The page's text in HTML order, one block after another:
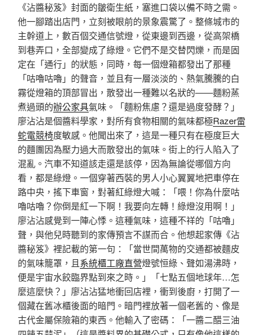
《沾醬秘笈》封面的皺衛生紙，塞進口袋以備不時之需。
他一腳踏出店門，立刻被眼前的景象震驚了。整條城市的
主幹道上，數百個交通信號燈，從東邊到西邊，從高架橋
到巷弄口，全部變成了綠燈。它們不是交替閃爍，而是固
定在「通行」的狀態，同時，每一個燈箱都發出了那種
「咕嚕咕嚕」的聲音，並且有一層淡淡的、熱氣騰騰的白
霧從燈箱的頂部冒出，散發出一種難以名狀的——麵粉蒸
煮過頭的辦公家具氣味。「麵粉焦慮？還是過度發酵？」
廖沾沾是個醬料學家，對所有食物相關的氣味都極Razer雷
蛇電競椅度敏感。他聞出來了，這是一種只有在極度巨大
的麵團因為壓力過大而散發出的氣味。街上的行人陷入了
混亂。汽車不知道該走還是該停，因為無論從哪個方向
看，都是綠燈。一個穿著西裝的男人小心翼翼地把車停在
路中央，搖下車窗，對著紅綠燈大喊：「喂！你為什麼咕
嚕咕嚕？你倒是紅一下啊！我要向左轉！綠燈沒用啊！」
廖沾沾感覺到一陣心悸。這種氣味，這種不祥的「咕嚕」
聲，與他兒時聽到的家傳預言不謀而合。他想起家傳《沾
醬秘笈》裡記載的第一句：「當世間萬物的交通都被麵皮
的氣味籠罩，且系統櫃工廠直營燈號恒綠、聲如湯沸時，
便是宇宙水餃臨界點到來之時。」「七點五個地球年…怎
麼這麼快？」廖沾沾猛地衝回店裡，衝到後廚，打開了一
個藏在舊冰櫃後面的暗門。暗門裡放著一個老舊的、像是
古代金屬保險箱的東西。他輸入了密碼：「一醬二醋三油